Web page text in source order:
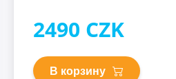
2490 CZK
В корзину